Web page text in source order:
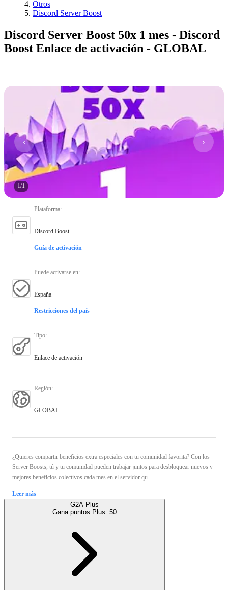
Otros
Discord Server Boost
Discord Server Boost 50x 1 mes - Discord
Boost Enlace de activación - GLOBAL
1/1
Plataforma:
Discord Boost
Guía de activación
Puede activarse en:
España
Restricciones del país
Tipo:
Enlace de activación
Región:
GLOBAL
¿Quieres compartir beneficios extra especiales con tu comunidad favorita? Con los
Server Boosts, tú y tu comunidad pueden trabajar juntos para desbloquear nuevos y
mejores beneficios colectivos cada mes en el servidor qu ...
Leer más
G2A Plus
Gana puntos Plus: 50